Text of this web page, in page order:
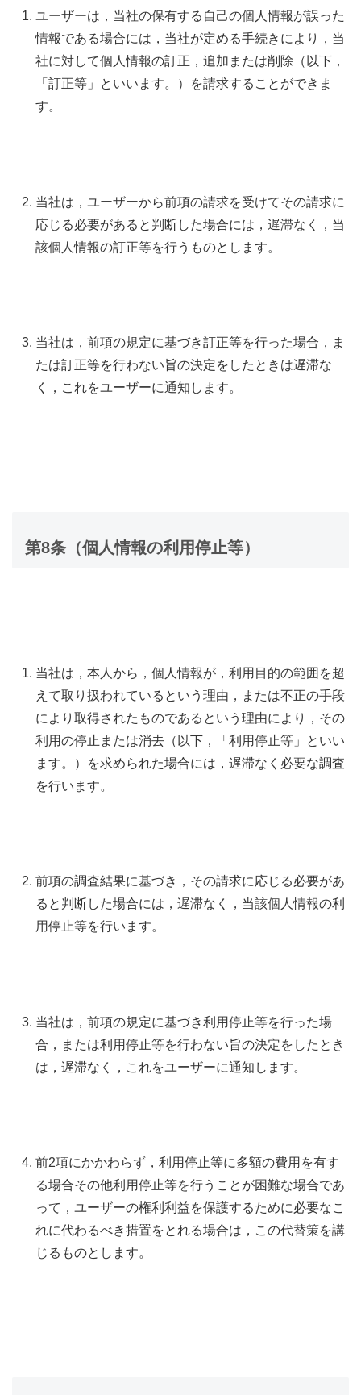
ユーザーは，当社の保有する自己の個人情報が誤った
情報である場合には，当社が定める手続きにより，当
社に対して個人情報の訂正，追加または削除（以下，
「訂正等」といいます。）を請求することができま
す。
当社は，ユーザーから前項の請求を受けてその請求に
応じる必要があると判断した場合には，遅滞なく，当
該個人情報の訂正等を行うものとします。
当社は，前項の規定に基づき訂正等を行った場合，ま
たは訂正等を行わない旨の決定をしたときは遅滞な
く，これをユーザーに通知します。
第8条（個人情報の利用停止等）
当社は，本人から，個人情報が，利用目的の範囲を超
えて取り扱われているという理由，または不正の手段
により取得されたものであるという理由により，その
利用の停止または消去（以下，「利用停止等」といい
ます。）を求められた場合には，遅滞なく必要な調査
を行います。
前項の調査結果に基づき，その請求に応じる必要があ
ると判断した場合には，遅滞なく，当該個人情報の利
用停止等を行います。
当社は，前項の規定に基づき利用停止等を行った場
合，または利用停止等を行わない旨の決定をしたとき
は，遅滞なく，これをユーザーに通知します。
前2項にかかわらず，利用停止等に多額の費用を有す
る場合その他利用停止等を行うことが困難な場合であ
って，ユーザーの権利利益を保護するために必要なこ
れに代わるべき措置をとれる場合は，この代替策を講
じるものとします。